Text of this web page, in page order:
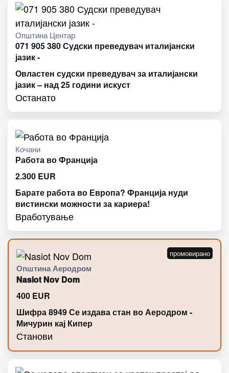
Општина Центар
071 905 380 Судски преведувач италијански
јазик -
Овластен судски преведувач за италијански
јазик – над 25 години искуст
Останато
Кочани
Работа во Франција
2.300 EUR
Барате работа во Европа? Франција нуди
вистински можности за кариера!
Вработување
Општина Аеродром
Nasiot Nov Dom
400 EUR
Шифра 8949 Се издава стан во Аеродром -
Мичурин кај Кипер
Станови